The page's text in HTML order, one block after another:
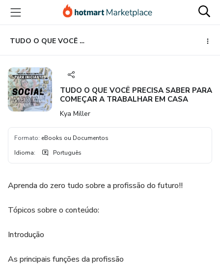
para
conteúdo
principal
para
pagamento
para
rodapé
TUDO O QUE VOCÊ PRECISA SABER PARA COMEÇAR A TRABALHAR EM CASA
TUDO O QUE VOCÊ PRECISA SABER PARA
COMEÇAR A TRABALHAR EM CASA
Kya Miller
Formato: eBooks ou Documentos
Idioma: Português
Aprenda do zero tudo sobre a profissão do futuro!!
Tópicos sobre o conteúdo:
Introdução
As principais funções da profissão